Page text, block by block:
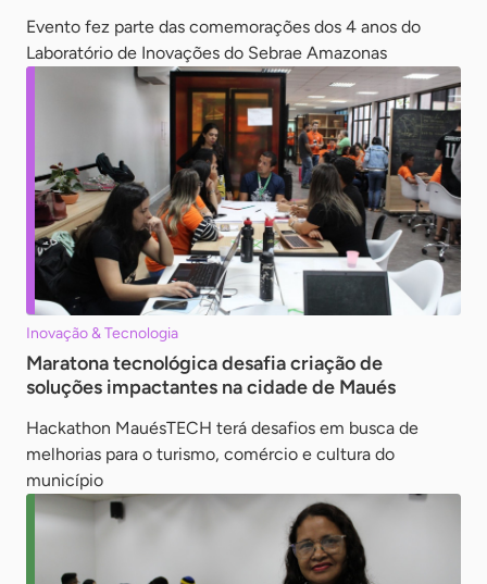
Evento fez parte das comemorações dos 4 anos do
Laboratório de Inovações do Sebrae Amazonas
Inovação & Tecnologia
Maratona tecnológica desafia criação de
soluções impactantes na cidade de Maués
Hackathon MauésTECH terá desafios em busca de
melhorias para o turismo, comércio e cultura do
município